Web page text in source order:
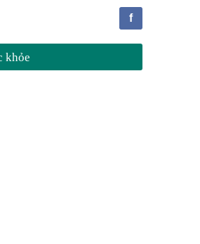
f
khỏe